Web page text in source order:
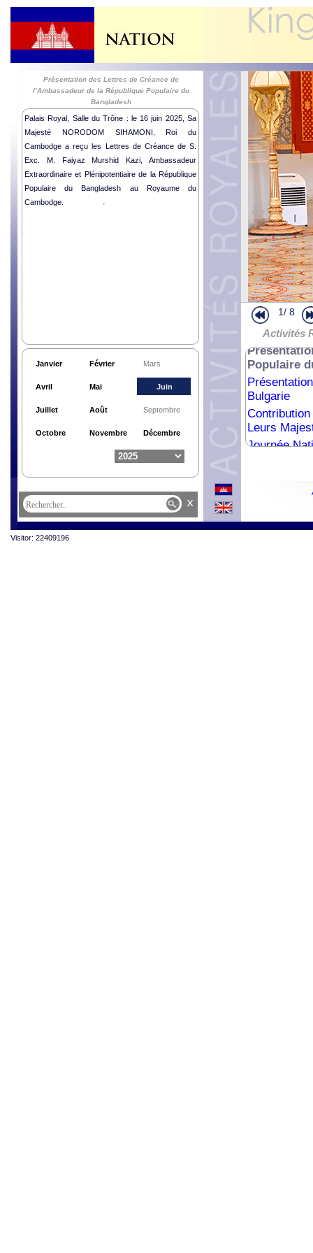
Présentation des Lettres de Créance de
l’Ambassadeur de la République Populaire du
Bangladesh
2025-06-16
Palais Royal, Salle du Trône : le 16 juin 2025, Sa
Majesté NORODOM SIHAMONI, Roi du
Cambodge a reçu les Lettres de Créance de S.
Exc. M. Faiyaz Murshid Kazi, Ambassadeur
Extraordinaire et Plénipotentiaire de la République
Populaire du Bangladesh au Royaume du
Cambodge.
Janvier Février Mars
Avril Mai Juin
Juillet Août Septembre
Octobre Novembre Décembre
1/ 8
Activités
d’Arménie
Populaire
Bulgarie
Leurs
Journée
x
Visitor: 22409196